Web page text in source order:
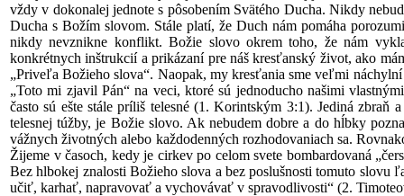
vždy v dokonalej jednote s pôsobením Svätého Ducha. Nikdy
Ducha s Božím slovom. Stále platí, že Duch nám pomáha
nikdy nevznikne konflikt. Božie slovo okrem toho, že nám
konkrétnych inštrukcií a prikázaní pre náš kresťanský život, ako
„Priveľa Božieho slova“. Naopak, my kresťania sme veľmi
„Toto mi zjavil Pán“ na veci, ktoré sú jednoducho našimi
často sú ešte stále príliš telesné (1. Korintským 3:1). Jediná
telesnej túžby, je Božie slovo. Ak nebudem dobre a do hĺbky
vážnych životných alebo každodenných rozhodovaniach sa.
Žijeme v časoch, kedy je cirkev po celom svete bombardovaná
Bez hlbokej znalosti Božieho slova a bez poslušnosti tomuto slovu
učiť, karhať, napravovať a vychovávať v spravodlivosti“ (2.